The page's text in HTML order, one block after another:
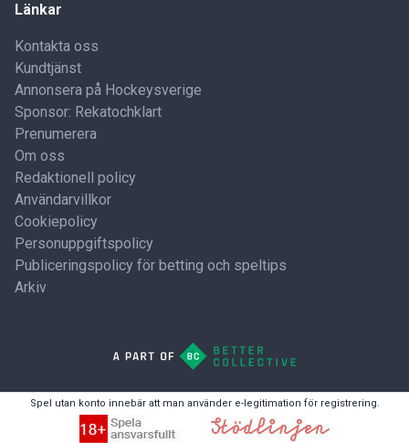
Länkar
Kontakta oss
Kundtjänst
Annonsera på Hockeysverige
Sponsor: Rekatochklart
Prenumerera
Om oss
Redaktionell policy
Användarvillkor
Cookiepolicy
Personuppgiftspolicy
Publiceringspolicy för betting och speltips
Arkiv
Spel utan konto innebär att man använder e-legitimation för registrering.